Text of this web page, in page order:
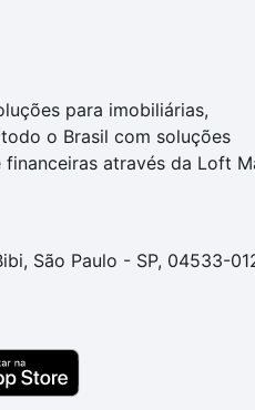
para imobiliárias,
o Brasil com soluções
através da Loft
São Paulo - SP, 04533-